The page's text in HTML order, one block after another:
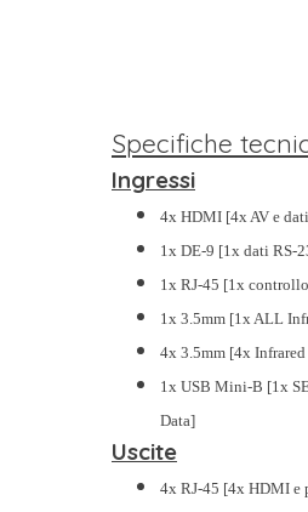
Specifiche
Ingressi
4x HDMI [4x AV e
1x DE-9 [1x dati RS-
1x RJ-45 [1x
1x 3.5mm [1x ALL
4x 3.5mm [4x
1x USB Mini-B [1x
Data]
Uscite
4x RJ-45 [4x HDMI e